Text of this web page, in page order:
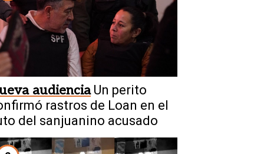
audiencia Un perito
rastros de Loan en el
del sanjuanino acusado